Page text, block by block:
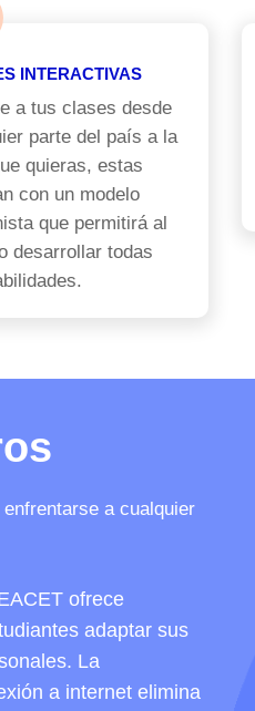
INTERACTIVAS
a tus clases desde
parte del país a la
quieras, estas
con un modelo
que permitirá al
desarrollar todas
a cualquier
ofrece
adaptar sus
La
a internet elimina